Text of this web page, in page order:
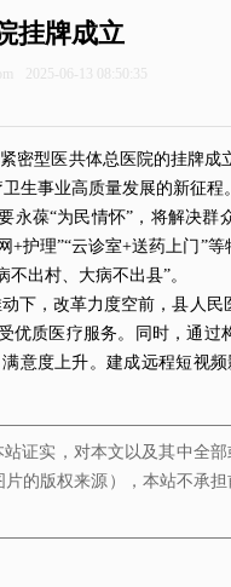
挂牌成立
2025-06-13 08:50:35
密型医共体总医院的挂牌成
卫生事业高质量发展的新征程。
葆“为民情怀”，将解决群
护理”“云诊室+送药上门”
出村、大病不出县”。
下，改革力度空前，县人
质医疗服务。同时，通过
意度上升。建成远程短视频
证实，对本文以及其中全
的版权来源），本站不承